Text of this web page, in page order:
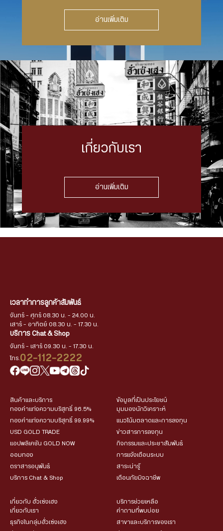
อ่านเพิ่มเติม
เกี่ยวกับเรา
อ่านเพิ่มเติม
เวลาทำการลูกค้าสัมพันธ์
จันทร์ - ศุกร์ 08.30 น. - 24.00 น.
เสาร์ - อาทิตย์ 08.30 น. - 17.30 น.
บริการ Chat & Shop
จันทร์ - เสาร์ 09.30 น. - 17.30 น.
โทร. 02-112-2222
สินค้าและบริการ
ทองคำแท่งความบริสุทธิ์ 96.5%
ทองคำแท่งความบริสุทธิ์ 99.99%
USD GOLD TRADE
แอปพลิเคชัน GOLD NOW
ออมทอง
ตราสารอนุพันธ์
บริการ Chat & Shop
ข้อมูลที่เป็นประโยชน์
มุมมองนักวิเคราะห์
แนวโน้มตลาดและการลงทุน
ข่าวสารการลงทุน
กิจกรรมและประชาสัมพันธ์
การแจ้งเตือนระบบ
สาระน่ารู้
เตือนภัยมิจฉาชีพ
เกี่ยวกับ ฮั่วเซ่งเฮง
เกี่ยวกับเรา
ธุรกิจในกลุ่มฮั่วเซ่งเฮง
บริการช่วยเหลือ
คำถามที่พบบ่อย
สาขาและบริการของเรา